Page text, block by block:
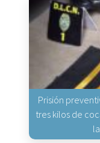
Prisión
tres kilos de